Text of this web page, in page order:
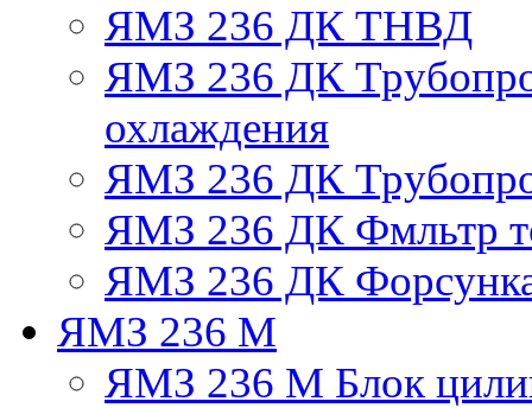
ЯМЗ 236 ДК ТНВД
ЯМЗ 236 ДК
охлаждения
ЯМЗ 236 ДК
ЯМЗ 236 ДК Фмльтр
ЯМЗ 236 ДК
ЯМЗ 236 М
ЯМЗ 236 М Блок